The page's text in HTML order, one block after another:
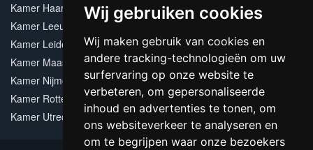
Wij gebruiken cookies
Wij maken gebruik van cookies en
andere tracking-technologieën om uw
surfervaring op onze website te
verbeteren, om gepersonaliseerde
inhoud en advertenties te tonen, om
ons websiteverkeer te analyseren en
om te begrijpen waar onze bezoekers
Kamer Haarlem
Kamer Leeuwarden
Kamer Leiden
Kamer Maastricht
Kamer Nijmegen
Kamer Rotterdam
Kamer Utrecht